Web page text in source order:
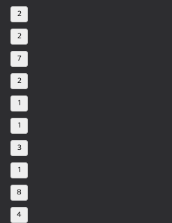
2
2
7
2
1
1
3
1
8
4